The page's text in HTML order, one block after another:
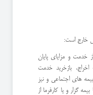
خدمت و مزایای پایان
بازخرید خدمت
های اجتماعی و نیز
گزار و یا کارفرما از